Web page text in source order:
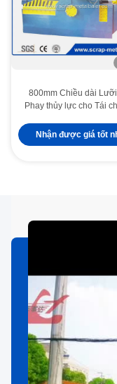
800mm Chiều dài
Phay thủy lực cho Tái
Nhận được giá tốt